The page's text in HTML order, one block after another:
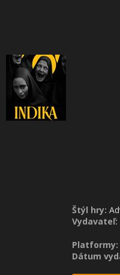
Štýl hry:
Vydavateľ:
Platformy:
Dátum